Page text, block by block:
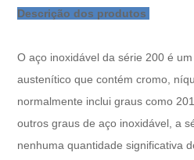
Descrição dos produtos
O aço inoxidável da série 200 é
austenítico que contém cromo,
normalmente inclui graus como
outros graus de aço inoxidável, a
nenhuma quantidade significativa